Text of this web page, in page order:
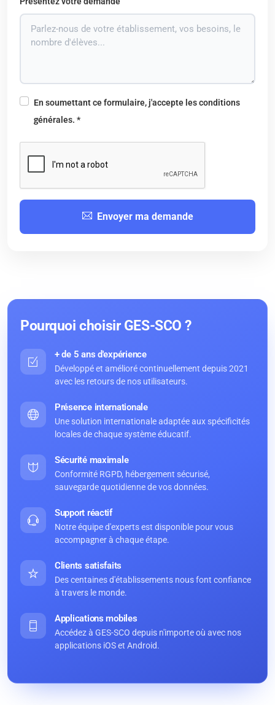
En soumettant ce formulaire, j'accepte les conditions
générales. *
Envoyer ma demande
Pourquoi choisir GES-SCO ?
+ de 5 ans d'expérience
Développé et amélioré continuellement depuis 2021
avec les retours de nos utilisateurs.
Présence internationale
Une solution internationale adaptée aux spécificités
locales de chaque système éducatif.
Sécurité maximale
Conformité RGPD, hébergement sécurisé,
sauvegarde quotidienne de vos données.
Support réactif
Notre équipe d'experts est disponible pour vous
accompagner à chaque étape.
Clients satisfaits
Des centaines d'établissements nous font confiance
à travers le monde.
Applications mobiles
Accédez à GES-SCO depuis n'importe où avec nos
applications iOS et Android.